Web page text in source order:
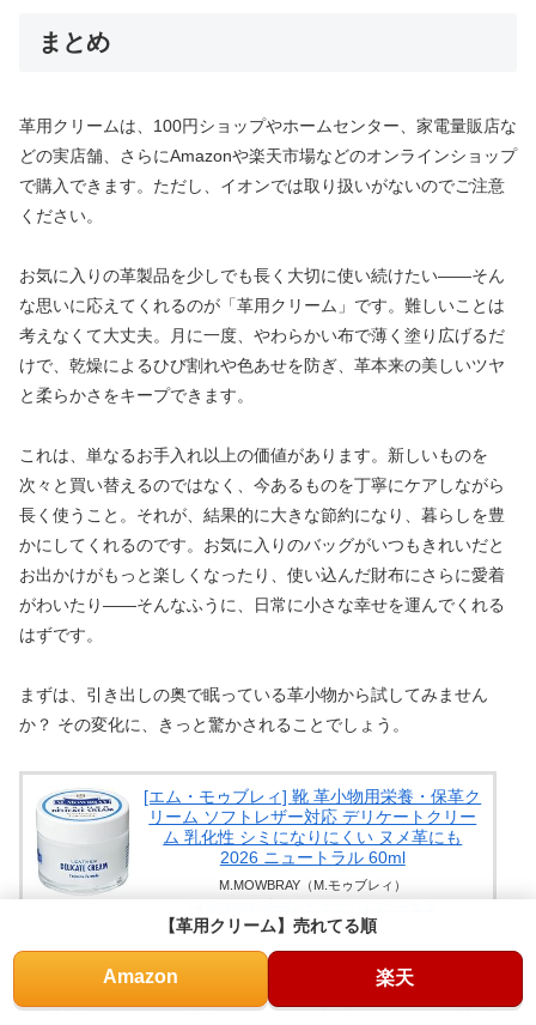
まとめ
革用クリームは、100円ショップやホームセンター、家電量販店な
どの実店舗、さらにAmazonや楽天市場などのオンラインショップ
で購入できます。ただし、イオンでは取り扱いがないのでご注意
ください。
お気に入りの革製品を少しでも長く大切に使い続けたい——そん
な思いに応えてくれるのが「革用クリーム」です。難しいことは
考えなくて大丈夫。月に一度、やわらかい布で薄く塗り広げるだ
けで、乾燥によるひび割れや色あせを防ぎ、革本来の美しいツヤ
と柔らかさをキープできます。
これは、単なるお手入れ以上の価値があります。新しいものを
次々と買い替えるのではなく、今あるものを丁寧にケアしながら
長く使うこと。それが、結果的に大きな節約になり、暮らしを豊
かにしてくれるのです。お気に入りのバッグがいつもきれいだと
お出かけがもっと楽しくなったり、使い込んだ財布にさらに愛着
がわいたり——そんなふうに、日常に小さな幸せを運んでくれる
はずです。
まずは、引き出しの奥で眠っている革小物から試してみません
か？ その変化に、きっと驚かされることでしょう。
[エム・モゥブレィ] 靴 革小物用栄養・保革ク
リーム ソフトレザー対応 デリケートクリー
ム 乳化性 シミになりにくい ヌメ革にも
2026 ニュートラル 60ml
M.MOWBRAY（M.モゥブレィ）
columbus ミンクオイル 45g
ホーム 検索 トップ サイドバー
【革用クリーム】売れてる順
Amazon 楽天